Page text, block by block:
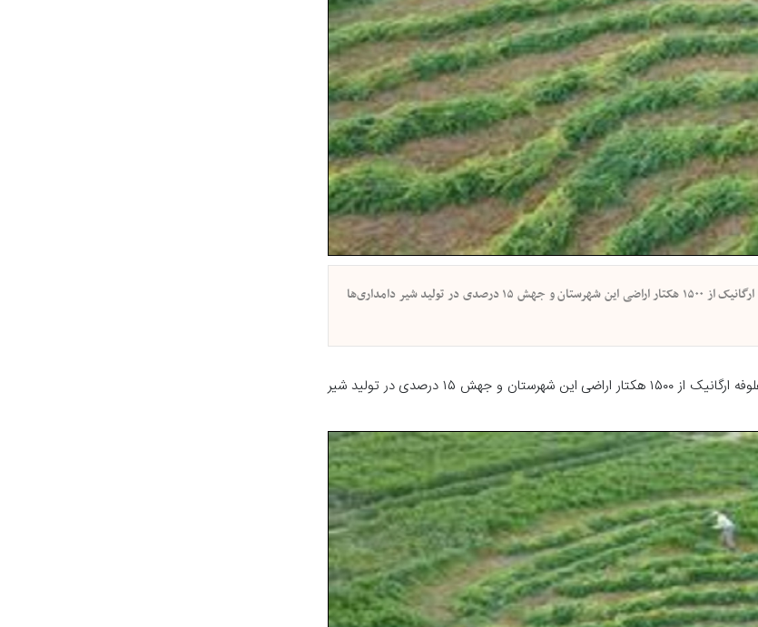
پیام مازند - سرپرست مدیریت جهاد کشاورزی شهرستان نور از برداشت ۶ هزار تن علوفه ارگانیک از ۱۵۰۰ هکتار اراضی این شهرستان و جهش ۱۵ درصدی در تولید شیر دامداری‌ها
پیام مازند - سرپرست مدیریت جهاد کشاورزی شهرستان نور از برداشت ۶ هزار تن علوفه ارگانیک از ۱۵۰۰ هکتار اراضی این شهرستان و جهش ۱۵ درصدی در تولید شیر